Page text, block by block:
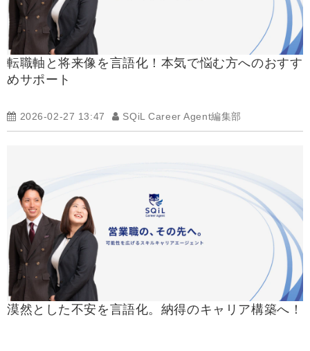
転職軸と将来像を言語化！本気で悩む方へのおすす
めサポート
2026-02-27 13:47 SQiL Career Agent編集部
漠然とした不安を言語化。納得のキャリア構築へ！